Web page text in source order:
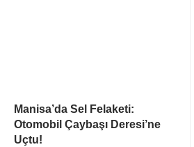
Manisa’da Sel Felaketi:
Otomobil Çaybaşı Deresi’ne
Uçtu!